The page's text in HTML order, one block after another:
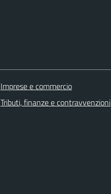
Imprese e commercio
Tributi, finanze e contravvenzioni